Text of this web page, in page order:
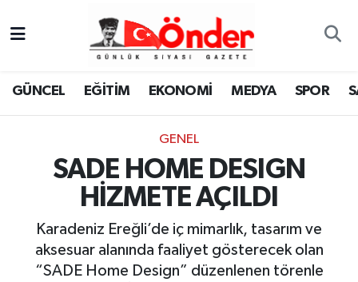
GÜNCEL EĞİTİM EKONOMİ MEDYA SPOR
GENEL
SADE HOME DESIGN
HİZMETE AÇILDI
Karadeniz Ereğli’de iç mimarlık, tasarım ve
aksesuar alanında faaliyet gösterecek olan
“SADE Home Design” düzenlenen törenle
GÜNCEL
MEDYA
SPOR
SAĞLIK
Zonguldak Nöbetçi Eczaneler
Zonguldak Namaz Vakitleri
Zonguldak Trafik Yoğunluk Haritası
TFF 3.Lig 4.Grup Puan Durumu ve Fikstür
Tüm Manşetler